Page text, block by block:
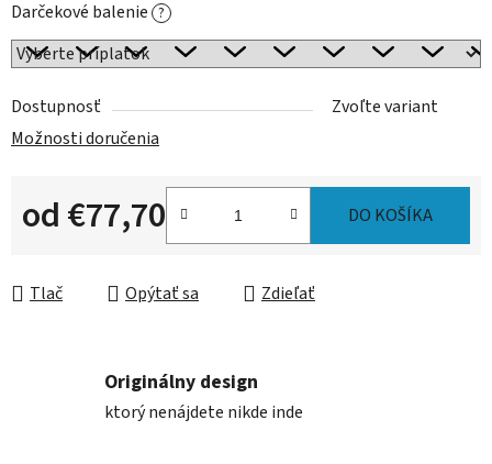
Darčekové balenie ?
Dostupnosť
Zvoľte variant
Možnosti doručenia
od€77,70 DO KOŠÍKA
Tlač Opýtať sa Zdieľať
Originálny design
ktorý nenájdete nikde inde